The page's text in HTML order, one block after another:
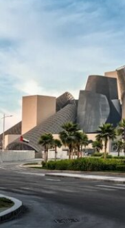
期间拍摄。两名抗
Demand），该组
（Just Stop Oil）的
两人高声呼吁英国
后，其中一人将红
场观众惊呼，两人
此次行动发生时，
动的现场。就在该
候行动人士因向文
葵》的玻璃罩泼洒
陪审团获悉，毕加